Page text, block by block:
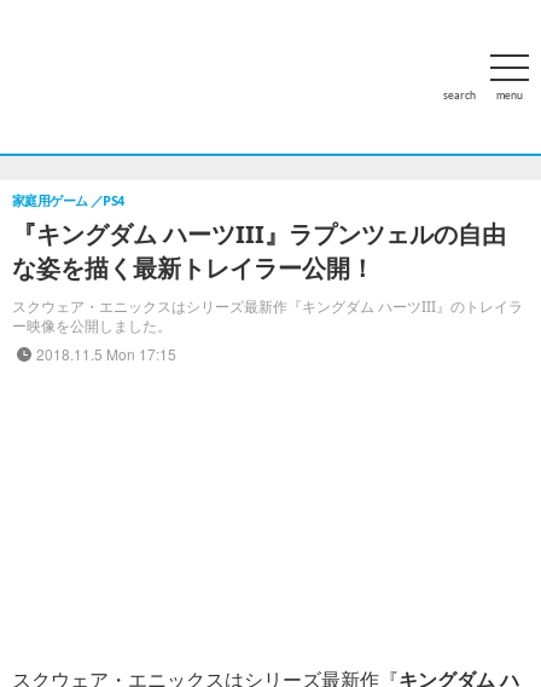
menu
search
『キングダム ハーツIII』ラプンツェルの自由
な姿を描く最新トレイラー公開！
スクウェア・エニックスはシリーズ最新作『キングダム ハーツIII』のトレイラ
ー映像を公開しました。
家庭用ゲーム PS4
2018.11.5 Mon 17:15
スクウェア・エニックスはシリーズ最新作『キングダム ハ